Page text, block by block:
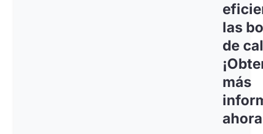
las
de
más